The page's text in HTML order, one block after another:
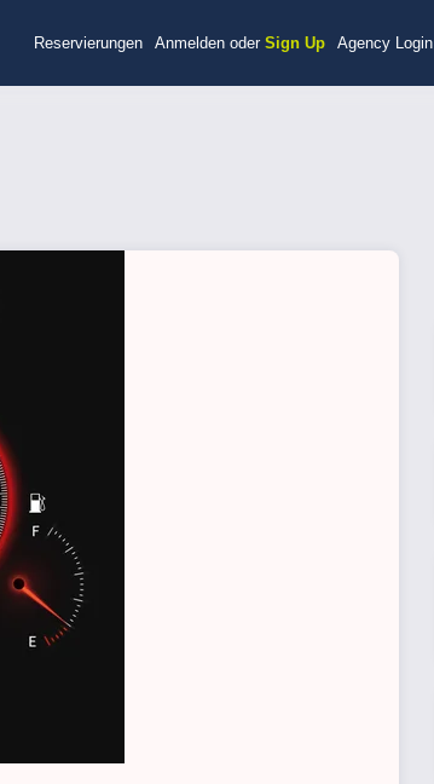
Reservierungen Anmelden oder Sign Up Agency Login